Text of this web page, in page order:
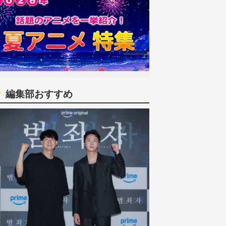
編集部おすすめ